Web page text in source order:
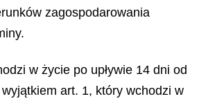
zagospodarowania
w życie po upływie 14 dni od
art. 1, który wchodzi w